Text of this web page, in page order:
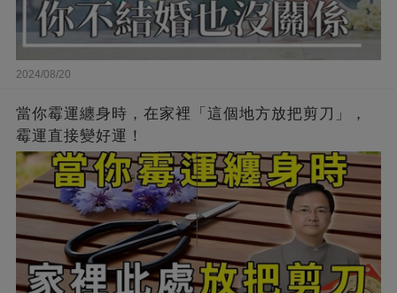
2024/08/20
當你霉運纏身時，在家裡「這個地方放把剪刀」，
霉運直接變好運！